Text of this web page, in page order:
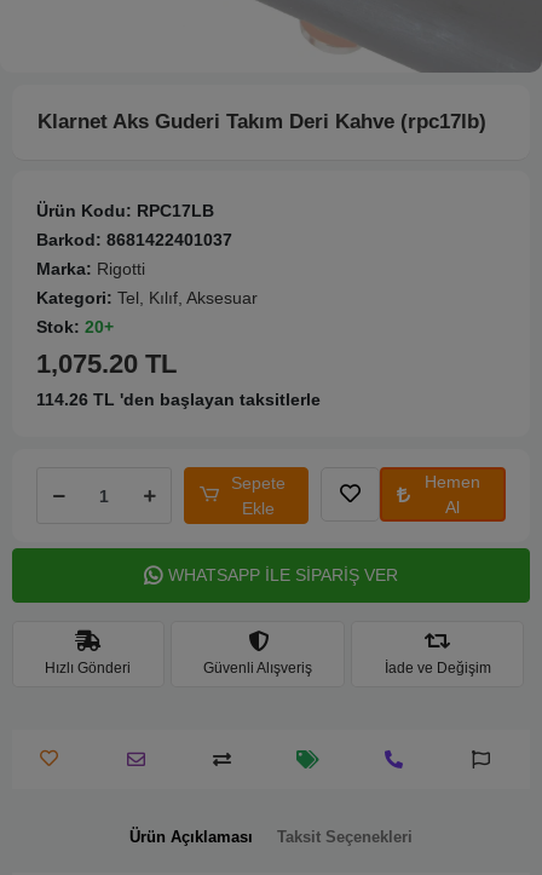
Klarnet Aks Guderi Takım Deri Kahve (rpc17lb)
Ürün Kodu: RPC17LB
Barkod: 8681422401037
Marka: Rigotti
Kategori: Tel, Kılıf, Aksesuar
Stok: 20+
1,075.20 TL
114.26 TL 'den başlayan taksitlerle
Sepete
Ekle
Hemen
Al
WHATSAPP İLE SİPARİŞ VER
Hızlı Gönderi Güvenli Alışveriş İade ve Değişim
Ürün Açıklaması Taksit Seçenekleri